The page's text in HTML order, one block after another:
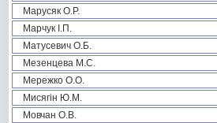
Марусяк О.Р.
Марчук І.П.
Матусевич О.Б.
Мезенцева М.С.
Мережко О.О.
Мисягін Ю.М.
Мовчан О.В.